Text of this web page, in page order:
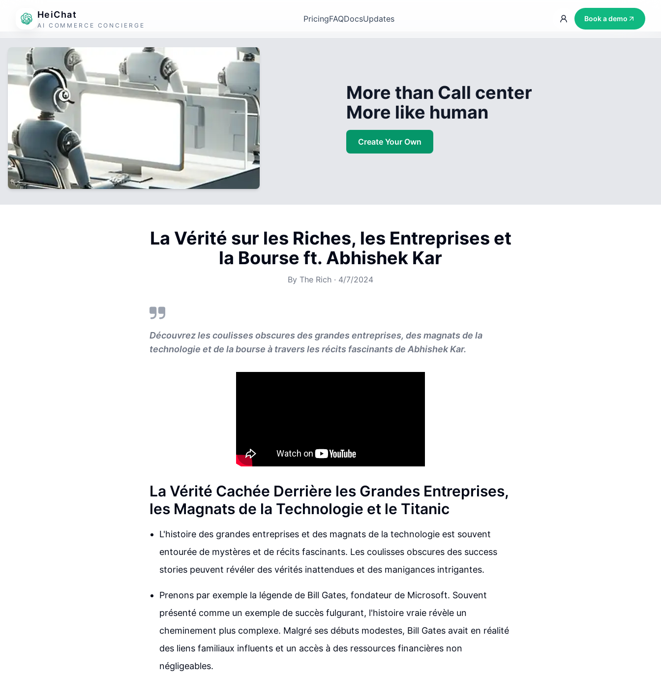
HeiChat
AI COMMERCE CONCIERGE
PricingFAQDocsUpdates Book a demo
More than Call center
More like human
Create Your Own
La Vérité sur les Riches, les Entreprises et
la Bourse ft. Abhishek Kar
By The Rich · 4/7/2024
Découvrez les coulisses obscures des grandes entreprises, des magnats de la
technologie et de la bourse à travers les récits fascinants de Abhishek Kar.
La Vérité Cachée Derrière les Grandes Entreprises,
les Magnats de la Technologie et le Titanic
L'histoire des grandes entreprises et des magnats de la technologie est souvent
entourée de mystères et de récits fascinants. Les coulisses obscures des success
stories peuvent révéler des vérités inattendues et des manigances intrigantes.
Prenons par exemple la légende de Bill Gates, fondateur de Microsoft. Souvent
présenté comme un exemple de succès fulgurant, l'histoire vraie révèle un
cheminement plus complexe. Malgré ses débuts modestes, Bill Gates avait en réalité
des liens familiaux influents et un accès à des ressources financières non
négligeables.